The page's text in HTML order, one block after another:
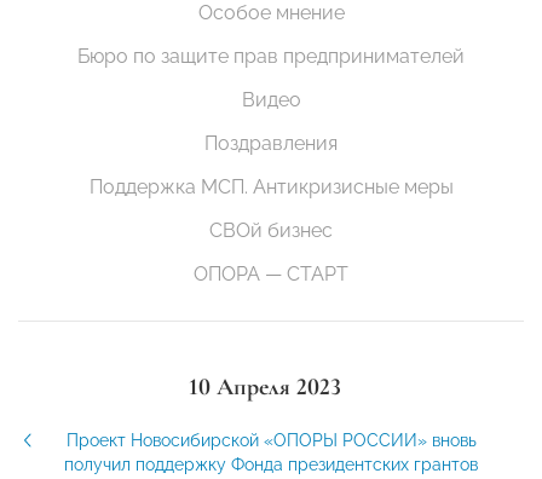
Особое мнение
Бюро по защите прав предпринимателей
Видео
Поздравления
Поддержка МСП. Антикризисные меры
СВОй бизнес
ОПОРА — СТАРТ
10 Апреля 2023
Проект Новосибирской «ОПОРЫ РОССИИ» вновь
получил поддержку Фонда президентских грантов